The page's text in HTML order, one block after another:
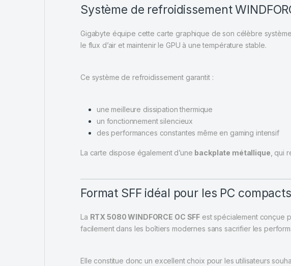
Système de refroidissement
Gigabyte équipe cette carte graphique de son célèbre
le flux d’air et maintenir le GPU à une température stable.
Ce système de refroidissement garantit :
une meilleure dissipation thermique
un fonctionnement silencieux
des performances constantes même en gaming intensif
La carte dispose également d’une backplate métallique , qui
Format SFF idéal pour les PC compacts
La RTX 5080 WINDFORCE OC SFF est spécialement conçue
facilement dans les boîtiers modernes sans sacrifier les
Elle constitue donc un excellent choix pour les utilisateurs